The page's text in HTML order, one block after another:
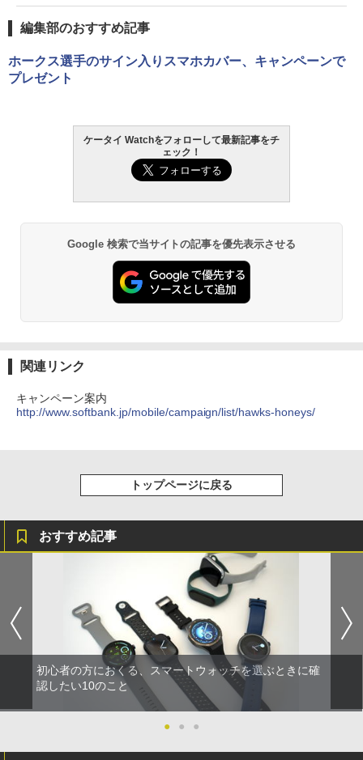
編集部のおすすめ記事
ホークス選手のサイン入りスマホカバー、キャンペーンで
プレゼント
ケータイ Watchをフォローして最新記事をチ
ェック！
Google 検索で当サイトの記事を優先表示させる
関連リンク
キャンペーン案内
http://www.softbank.jp/mobile/campaign/list/hawks-honeys/
トップページに戻る
おすすめ記事
初心者の方におくる、スマートウォッチを選ぶときに確
認したい10のこと
● ● ●